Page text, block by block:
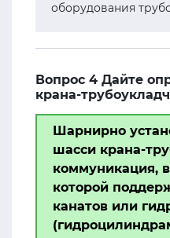
оборудования
Вопрос 4 Дайте
крана-
Шарнирно
шасси крана-
коммуникация,
которой
канатов или